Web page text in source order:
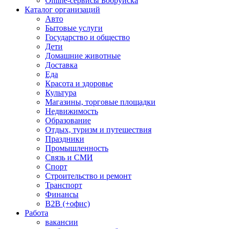
Каталог организаций
Авто
Бытовые услуги
Государство и общество
Дети
Домашние животные
Доставка
Еда
Красота и здоровье
Культура
Магазины, торговые площадки
Недвижимость
Образование
Отдых, туризм и путешествия
Праздники
Промышленность
Связь и СМИ
Спорт
Строительство и ремонт
Транспорт
Финансы
B2B (+офис)
Работа
вакансии